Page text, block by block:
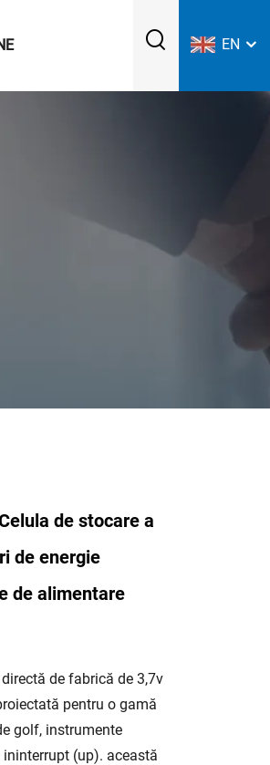
EN
de stocare a
de energie
de alimentare
de fabrică de 3,7v
pentru o gamă
golf, instrumente
(up). această